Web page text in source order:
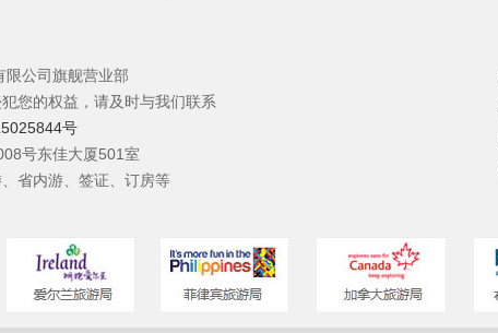
限公司旗舰营业部
您的权益，请及时与我们联系
号
号东佳大厦501室
省内游、签证、订房等